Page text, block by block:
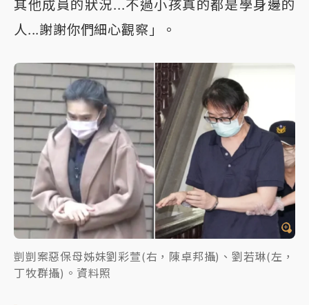
其他成員的狀況...不過小孩真的都是學身邊的
人...謝謝你們細心觀察」。
剴剴案惡保母姊妹劉彩萱(右，陳卓邦攝)、劉若琳(左，
丁牧群攝)。資料照